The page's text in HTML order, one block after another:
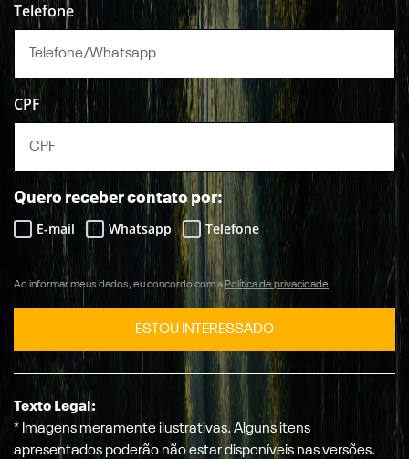
Telefone
CPF
Quero receber contato por:
E-mail Whatsapp Telefone
Ao informar meus dados, eu concordo com a Política de privacidade.
ESTOU INTERESSADO
Texto Legal:
* Imagens meramente ilustrativas. Alguns itens
apresentados poderão não estar disponíveis nas versões.